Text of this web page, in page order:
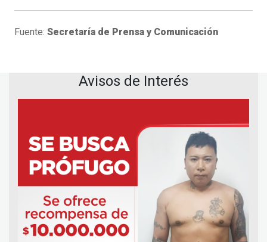
Fuente: Secretaría de Prensa y Comunicación
Avisos de Interés